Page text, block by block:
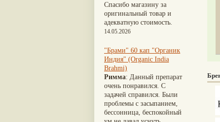
(3)
Аштаваргам
Брихатьяди(3)
Видарьяди(3)
Гуггул
Дханвантарам 101(3)
Дханвантарам тайлам(3)
Кайлаш дживан(3)
Кальянака гритам(3)
Кримикутхар рас(3)
Шиладжит
(19)
Кориандр
Зира(17)
Крапива индийская(17)
Патола
Холарена - Кутаджа(17)
Шионака(17)
Аджван/Ажгон(16)
Акация катеху(16)
Кальций(16)
Спасибо магазину за
оригинальный товар и
адекватную стоимость.
14.05.2026
"Брами" 60 кап "Органик
Индия" (Organic India
Brahmi)
Римма: Данный препарат
очень понравился. С
задачей справился. Были
проблемы с засыпанием,
бессонница, беспокойный